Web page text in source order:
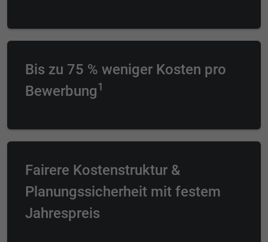
Bis zu 75 % weniger Kosten pro
Bewerbung1
Fairere Kostenstruktur &
Planungssicherheit mit festem
Jahrespreis